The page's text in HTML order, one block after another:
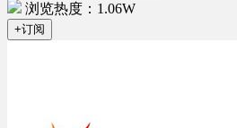
浏览热度：1.06W
+订阅